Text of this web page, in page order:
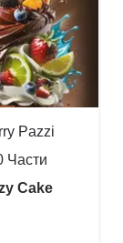
Pazzi
Части
Cake